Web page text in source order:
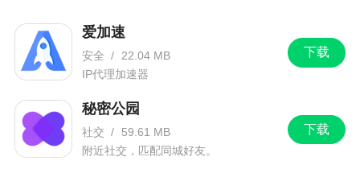
下载
爱加速
安全 /
22.04 MB
IP代理加速器
下载
秘密公园
社交 /
59.61 MB
附近社交，匹配同城好友。